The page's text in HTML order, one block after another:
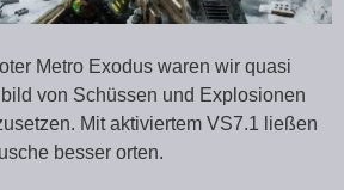
Metro Exodus waren wir quasi
von Schüssen und Explosionen
Mit aktiviertem VS7.1 ließen
besser orten.